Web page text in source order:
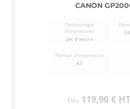
CANON
Technologie
d'impression
Jet d'encre
Format d'impression
A1
Dès 119,90 € HT